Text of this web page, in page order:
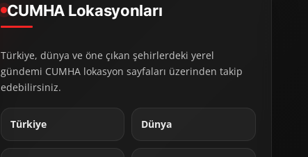
CUMHA Lokasyonları
Türkiye, dünya ve öne çıkan şehirlerdeki yerel
gündemi CUMHA lokasyon sayfaları üzerinden takip
edebilirsiniz.
Türkiye Dünya